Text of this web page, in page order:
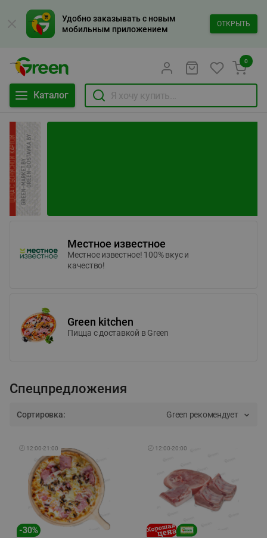
Удобно заказывать с новым
мобильным приложением
ОТКРЫТЬ
Каталог
0
Местное известное
Местное известное! 100% вкус и
качество!
Green kitchen
Пицца c доставкой в Green
Спецпредложения
Сортировка: Green рекомендует
🕘 12:00-21:00
-30%
🕘 12:00-20:00